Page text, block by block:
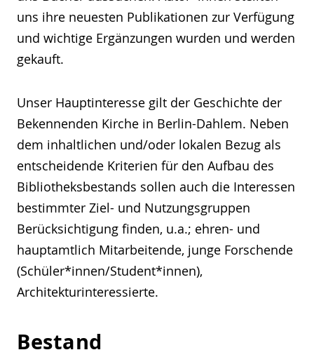
uns ihre neuesten Publikationen zur Verfügung
und wichtige Ergänzungen wurden und werden
gekauft.
Unser Hauptinteresse gilt der Geschichte der
Bekennenden Kirche in Berlin-Dahlem. Neben
dem inhaltlichen und/oder lokalen Bezug als
entscheidende Kriterien für den Aufbau des
Bibliotheksbestands sollen auch die Interessen
bestimmter Ziel- und Nutzungsgruppen
Berücksichtigung finden, u.a.; ehren- und
hauptamtlich Mitarbeitende, junge Forschende
(Schüler*innen/Student*innen),
Architekturinteressierte.
Bestand